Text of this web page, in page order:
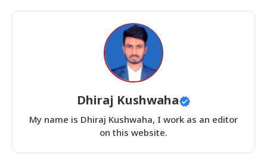
Dhiraj Kushwaha
My name is Dhiraj Kushwaha, I work as an editor
on this website.